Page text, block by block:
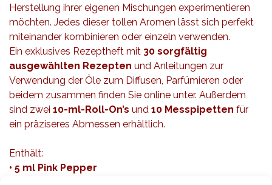
Herstellung ihrer eigenen Mischungen experimentieren
möchten. Jedes dieser tollen Aromen lässt sich perfekt
miteinander kombinieren oder einzeln verwenden.
Ein exklusives Rezeptheft mit 30 sorgfältig
ausgewählten Rezepten und Anleitungen zur
Verwendung der Öle zum Diffusen, Parfümieren oder
beidem zusammen finden Sie online unter. Außerdem
sind zwei 10-ml-Roll-On’s und 10 Messpipetten für
ein präziseres Abmessen erhältlich.
Enthält:
• 5 ml Pink Pepper